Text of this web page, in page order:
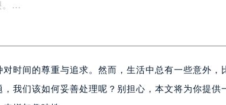
。…
时间的尊重与追求。然而，生活中总有一些意外，
我们该如何妥善处理呢？别担心，本文将为你提供